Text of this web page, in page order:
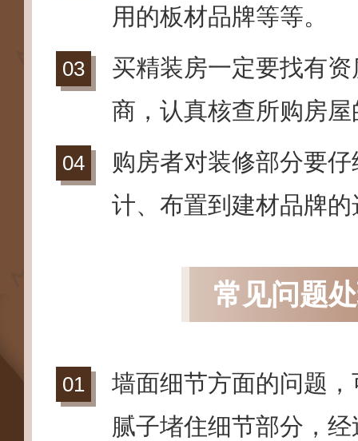
用的板材品牌等等。
买精装房一定要找有
商，认真核查所购房
购房者对装修部分要
计、布置到建材品牌的
常见问题
墙面细节方面的问题
腻子堵住细节部分，